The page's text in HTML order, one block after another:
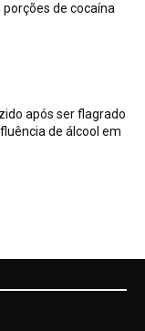
de cocaína
após ser flagrado
de álcool em